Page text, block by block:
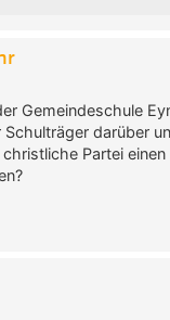
Gemeindeschule
darüber
christliche Partei